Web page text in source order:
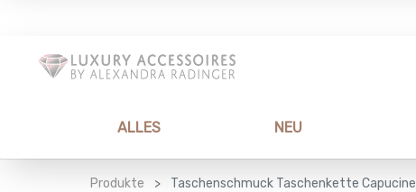
ALLES NEU
Produkte Taschenschmuck Taschenkette Capucine